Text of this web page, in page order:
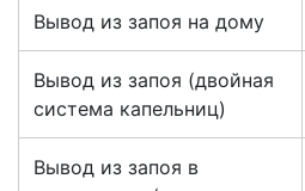
Вывод из запоя на дому
Вывод из запоя (двойная
система капельниц)
Вывод из запоя в